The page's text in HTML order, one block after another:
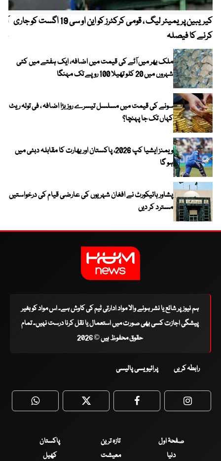
کیریبین پریمیئر لیگ ، قومی کرکٹرز کو این او سی 19 اگست کو جاری
کرنے کا فیصلہ
ملک بھر میں آٹے کی قیمت میں اضافہ، ایک ہفتے میں کئی
شہروں میں 20 کلو تھیلا 100 روپے تک مہنگا
سونے کی قیمت میں مسلسل تیسرے روز بڑا اضافہ ، فی تولہ ریٹ
کہاں تک جا پہنچا؟
ویمنز ایشیا کپ 2026، پاکستان اور بھارت کا مقابلہ دبئی میں
ہو گا
پشاور ہائیکورٹ نے افغان شہریوں کی عارضی قیام کی درخواستیں
مسترد کر دیں
ہم نیوز پر شائع یا نشر ہونے والا مواد ادارتی ٹیم کی کاوش ہے۔ اس مواد کو بغیر
پیشگی اجازت کسی بھی صورت میں استعمال یا نقل کرنا درست نہیں۔ تمام
حقوق محفوظ ہیں © 2026
رابطہ کریں پرائیویسی پالیسی
WhatsApp Twitter Facebook
صفحۂ اول تازہ ترین
پاکستان
دنیا
معیشت کھیل